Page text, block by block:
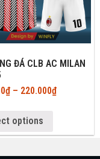
ĐÁ CLB AC MILAN
₫– 220.000₫
options